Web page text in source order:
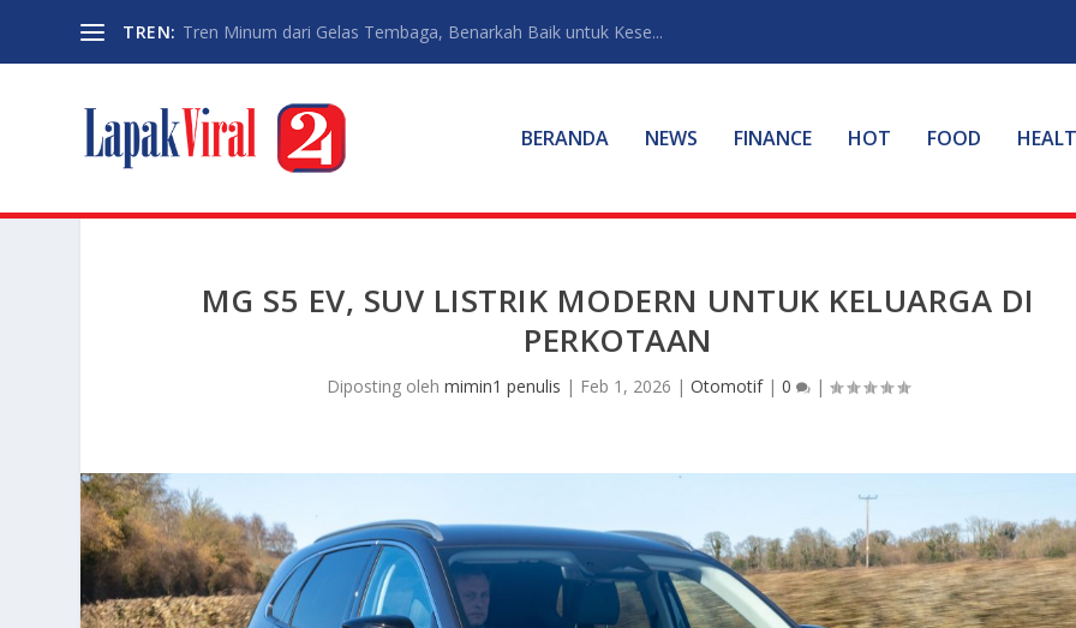
TREN: Tren Minum dari Gelas Tembaga, Benarkah Baik untuk Kese...
BERANDA NEWS FINANCE HOT FOOD
MG S5 EV, SUV LISTRIK MODERN UNTUK KELUARGA DI
PERKOTAAN
Diposting olehmimin1 penulis | Feb 1, 2026 |Otomotif|0 |